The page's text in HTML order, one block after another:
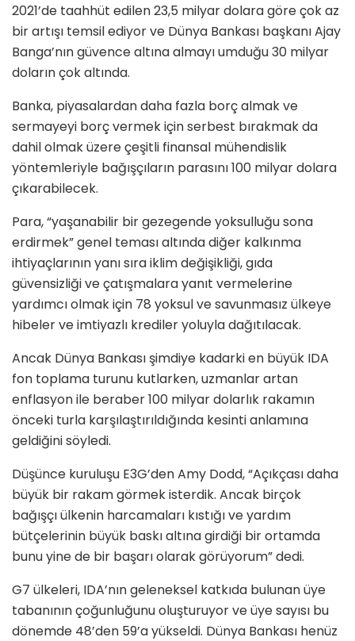
2021’de taahhüt edilen 23,5 milyar dolara göre çok az
bir artışı temsil ediyor ve Dünya Bankası başkanı Ajay
Banga’nın güvence altına almayı umduğu 30 milyar
doların çok altında.
Banka, piyasalardan daha fazla borç almak ve
sermayeyi borç vermek için serbest bırakmak da
dahil olmak üzere çeşitli finansal mühendislik
yöntemleriyle bağışçıların parasını 100 milyar dolara
çıkarabilecek.
Para, “yaşanabilir bir gezegende yoksulluğu sona
erdirmek” genel teması altında diğer kalkınma
ihtiyaçlarının yanı sıra iklim değişikliği, gıda
güvensizliği ve çatışmalara yanıt vermelerine
yardımcı olmak için 78 yoksul ve savunmasız ülkeye
hibeler ve imtiyazlı krediler yoluyla dağıtılacak.
Ancak Dünya Bankası şimdiye kadarki en büyük IDA
fon toplama turunu kutlarken, uzmanlar artan
enflasyon ile beraber 100 milyar dolarlık rakamın
önceki turla karşılaştırıldığında kesinti anlamına
geldiğini söyledi.
Düşünce kuruluşu E3G’den Amy Dodd, “Açıkçası daha
büyük bir rakam görmek isterdik. Ancak birçok
bağışçı ülkenin harcamaları kıstığı ve yardım
bütçelerinin büyük baskı altına girdiği bir ortamda
bunu yine de bir başarı olarak görüyorum” dedi.
G7 ülkeleri, IDA’nın geleneksel katkıda bulunan üye
tabanının çoğunluğunu oluşturuyor ve üye sayısı bu
dönemde 48’den 59’a yükseldi. Dünya Bankası henüz